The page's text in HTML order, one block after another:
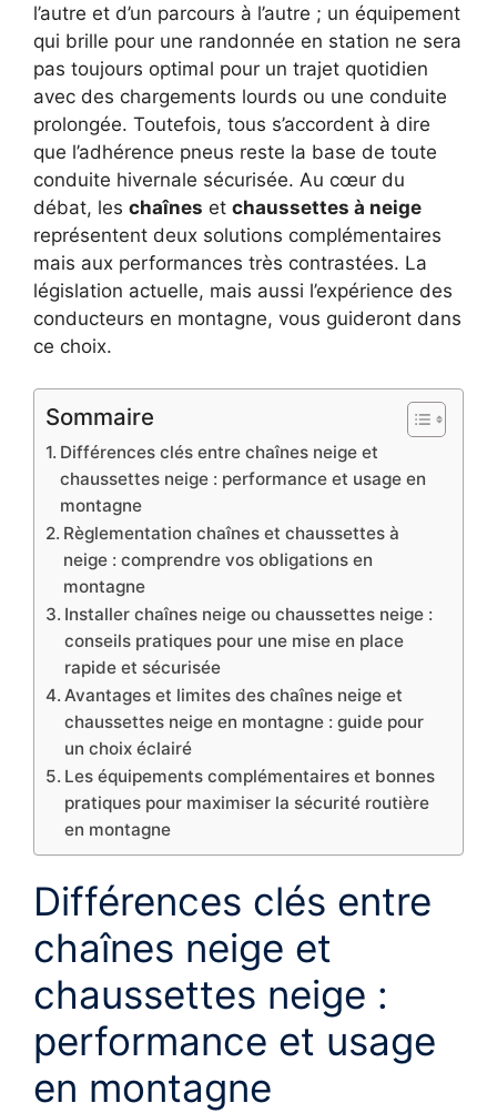
l’autre et d’un parcours à l’autre ; un équipement
qui brille pour une randonnée en station ne sera
pas toujours optimal pour un trajet quotidien
avec des chargements lourds ou une conduite
prolongée. Toutefois, tous s’accordent à dire
que l’adhérence pneus reste la base de toute
conduite hivernale sécurisée. Au cœur du
débat, les chaînes et chaussettes à neige
représentent deux solutions complémentaires
mais aux performances très contrastées. La
législation actuelle, mais aussi l’expérience des
conducteurs en montagne, vous guideront dans
ce choix.
Sommaire
Différences clés entre chaînes neige et
chaussettes neige : performance et usage en
montagne
Règlementation chaînes et chaussettes à
neige : comprendre vos obligations en
montagne
Installer chaînes neige ou chaussettes neige :
conseils pratiques pour une mise en place
rapide et sécurisée
Avantages et limites des chaînes neige et
chaussettes neige en montagne : guide pour
un choix éclairé
Les équipements complémentaires et bonnes
pratiques pour maximiser la sécurité routière
en montagne
Différences clés entre
chaînes neige et
chaussettes neige :
performance et usage
en montagne